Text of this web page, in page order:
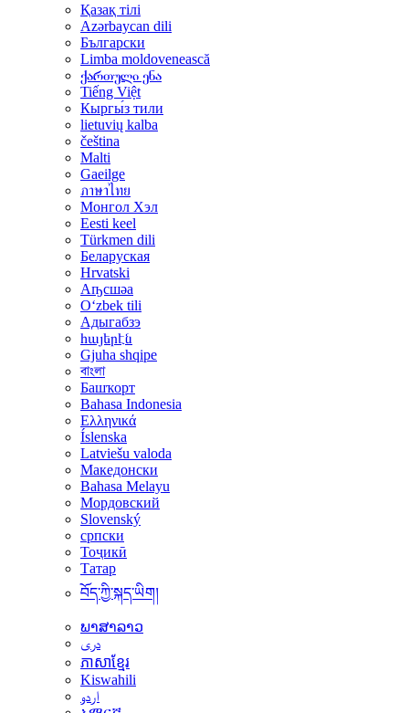
Қазақ тілі
Azərbaycan dili
Български
Limba moldovenească
ქართული ენა
Tiếng Việt
Кыргы́з тили
lietuvių kalba
čeština
Malti
Gaeilge
ภาษาไทย
Монгол Хэл
Eesti keel
Türkmen dili
Беларуская
Hrvatski
Аҧсшәа
Oʻzbek tili
Адыгабзэ
հայերէն
Gjuha shqipe
বাংলা
Башҡорт
Bahasa Indonesia
Ελληνικά
Íslenska
Latviešu valoda
Македонски
Bahasa Melayu
Мордовский
Slovenský
српски
Тоҷикӣ
Татар
བོད་ཀྱི་སྐད་ཡིག།
ພາສາລາວ
دری
ភាសាខ្មែរ
Kiswahili
اردو